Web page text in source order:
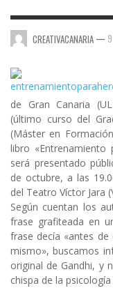
CREATIVACANARIA —
de Gran Canaria
(último curso del
(Máster en
libro «Entrenamiento
será presentado
de octubre, a las
del Teatro Víctor Jara
Según cuentan los
frase grafiteada en
frase decía «antes
mismo», buscamos
original de Gandhi, y
chispa de la